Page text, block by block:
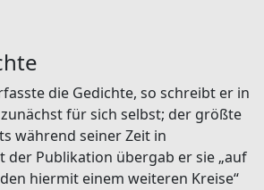
die Gedichte, so schreibt er in
für sich selbst; der größte
während seiner Zeit in
der Publikation übergab er sie „auf
hiermit einem weiteren Kreise“